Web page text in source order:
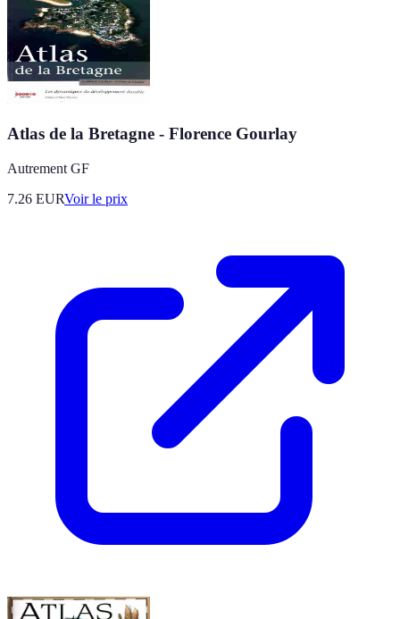
Atlas de la Bretagne - Florence Gourlay
Autrement GF
7.26 EURVoir le prix